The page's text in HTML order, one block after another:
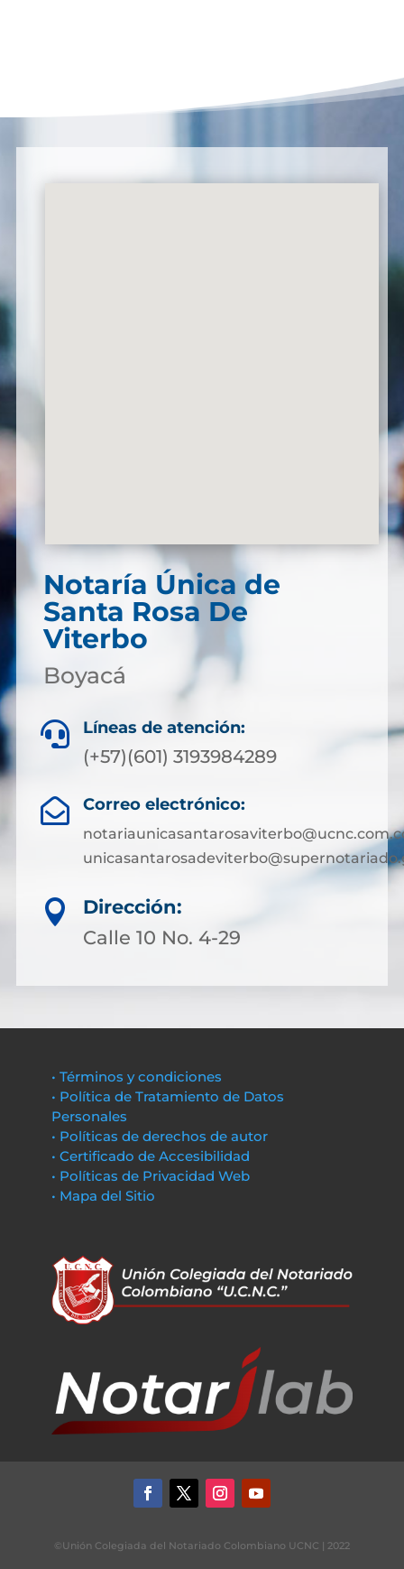
Notaría Única de
Santa Rosa De
Viterbo
Boyacá
 Líneas de atención:
(+57)(601) 3193984289
 Correo electrónico:

Dirección:
Calle 10 No. 4-29
• Términos y condiciones
• Política de Tratamiento de Datos
Personales
• Políticas de derechos de autor
• Certificado de Accesibilidad
• Políticas de Privacidad Web
• Mapa del Sitio
©Unión Colegiada del Notariado Colombiano UCNC | 2022